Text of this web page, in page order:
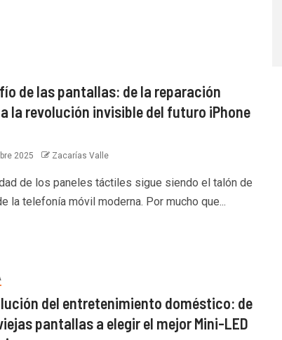
de las pantallas: de la reparación
la revolución invisible del futuro iPhone
2025 Zacarías Valle
de los paneles táctiles sigue siendo el talón de
la telefonía móvil moderna. Por mucho que...
del entretenimiento doméstico: de
pantallas a elegir el mejor Mini-LED